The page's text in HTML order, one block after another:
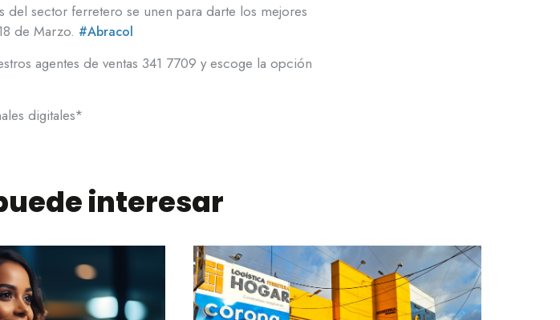
del sector ferretero se unen para darte los mejores
de Marzo. #Abracol
agentes de ventas 341 7709 y escoge la opción
digitales*
interesar